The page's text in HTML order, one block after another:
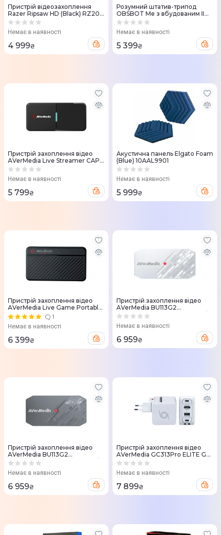
Пристрій відеозахоплення
Razer Ripsaw HD (Black) RZ20-
02850100-R3M1
Немає в наявності
4 999₴
Розумний штатив-трипод
OBSBOT Me з вбудованим II
(OBSBOT-ME)
Немає в наявності
5 399₴
Пристрій захоплення відео
AVerMedia Live Streamer CAP
4K BU113 (61BU113000AM)
Немає в наявності
5 799₴
Акустична панель Elgato Foam
(Blue) 10AAL9901
Немає в наявності
5 999₴
Пристрій захоплення відео
AVerMedia Live Game Portable
MINI GC311 Black1
Немає в наявності
6 399₴
Пристрій захоплення відео
AVerMedia BU113G2
CamStream 4K (2160p144 PT /
(61BU113G20A2)
Немає в наявності
6 959₴
Пристрій захоплення відео
AVerMedia BU113G2
CamStream 4K (2160p144 PT /
(61BU113G20AX)
Немає в наявності
6 959₴
Пристрій захоплення відео
AVerMedia GC313Pro ELITE GO
(White)
Немає в наявності
7 899₴